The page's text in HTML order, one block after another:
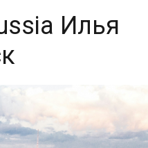
Илья